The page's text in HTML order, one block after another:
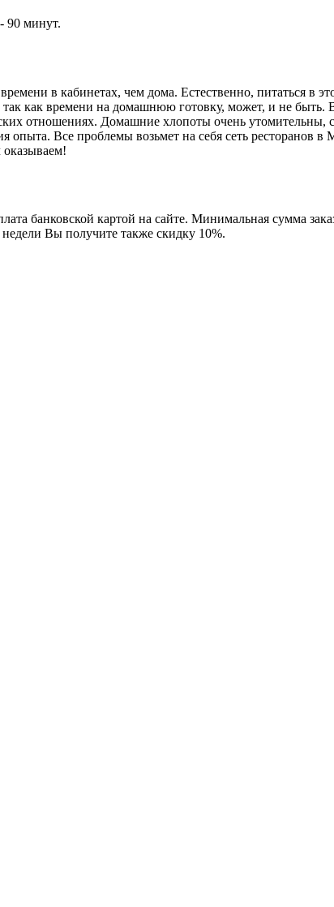
90 минут.
в кабинетах, чем дома. Естественно, питаться в
как времени на домашнюю готовку, может, и не быть.
отношениях. Домашние хлопоты очень утомительны,
опыта. Все проблемы возьмет на себя сеть ресторанов
банковской картой на сайте. Минимальная сумма
Вы получите также скидку 10%.